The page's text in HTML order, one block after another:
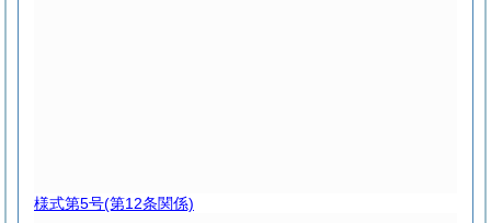
様式第5号(第12条関係)